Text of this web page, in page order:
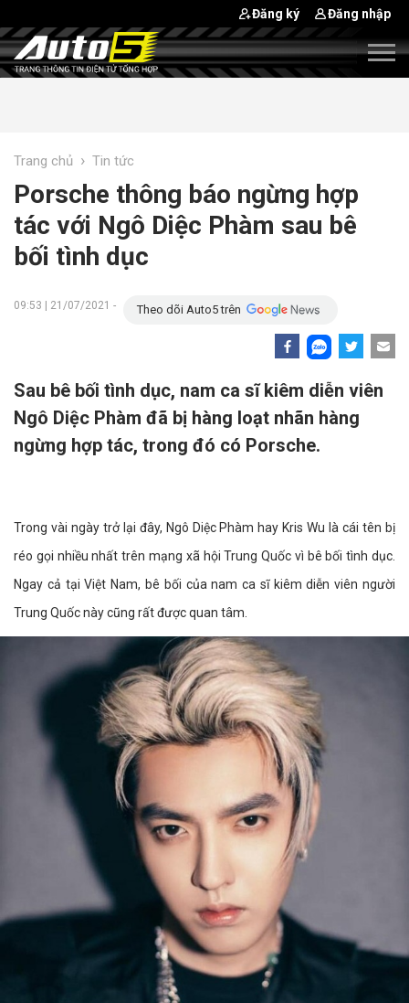
Đăng ký Đăng nhập
Trang chủ › Tin tức
Porsche thông báo ngừng hợp
tác với Ngô Diệc Phàm sau bê
bối tình dục
09:53 | 21/07/2021 - Theo dõi Auto5 trên
Sau bê bối tình dục, nam ca sĩ kiêm diễn viên
Ngô Diệc Phàm đã bị hàng loạt nhãn hàng
ngừng hợp tác, trong đó có Porsche.
Trong vài ngày trở lại đây, Ngô Diệc Phàm hay Kris Wu là cái tên bị
réo gọi nhiều nhất trên mạng xã hội Trung Quốc vì bê bối tình dục.
Ngay cả tại Việt Nam, bê bối của nam ca sĩ kiêm diễn viên người
Trung Quốc này cũng rất được quan tâm.